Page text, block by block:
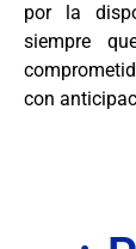
por la
siempre
con